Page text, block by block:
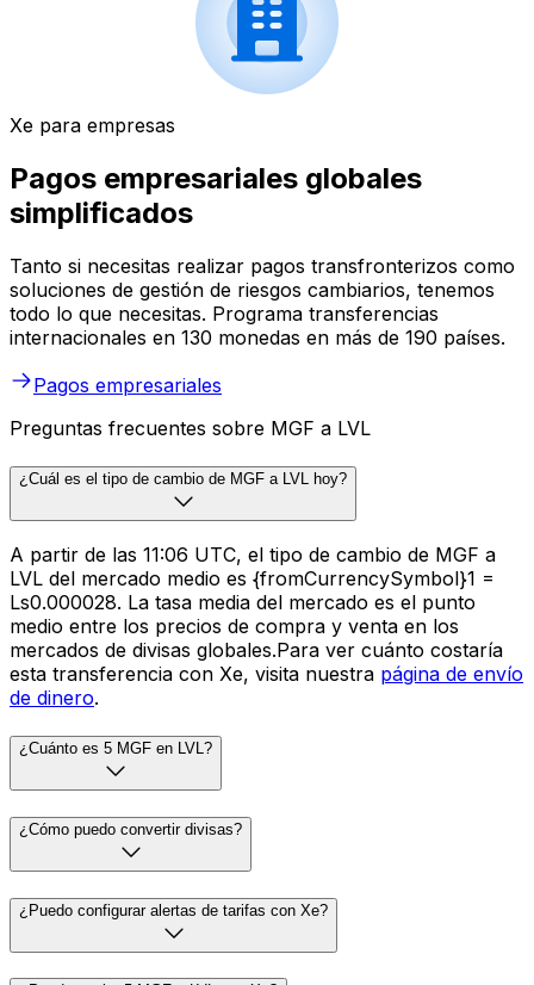
Xe para empresas
Pagos empresariales globales
simplificados
Tanto si necesitas realizar pagos transfronterizos como
soluciones de gestión de riesgos cambiarios, tenemos
todo lo que necesitas. Programa transferencias
internacionales en 130 monedas en más de 190 países.
Pagos empresariales
Preguntas frecuentes sobre MGF a LVL
¿Cuál es el tipo de cambio de MGF a LVL hoy?
A partir de las 11:06 UTC, el tipo de cambio de MGF a
LVL del mercado medio es {fromCurrencySymbol}1 =
Ls0.000028. La tasa media del mercado es el punto
medio entre los precios de compra y venta en los
mercados de divisas globales.Para ver cuánto costaría
esta transferencia con Xe, visita nuestra página de envío
de dinero.
¿Cuánto es 5 MGF en LVL?
¿Cómo puedo convertir divisas?
¿Puedo configurar alertas de tarifas con Xe?